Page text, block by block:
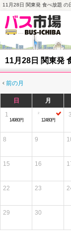
11月28日 関東発 食べ放題 の
11月28日 関東発
前の月
日 月
1
14980円 12480円
3
8 9
15 16
22 23
29 30